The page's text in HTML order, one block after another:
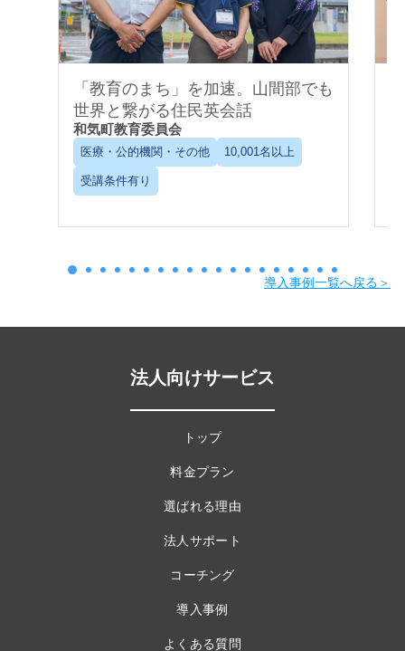
「教育のまち」を加速。山間部でも
世界と繋がる住民英会話
和気町教育委員会
医療・公的機関・その他 10,001名以上
受講条件有り
導入事例一覧へ戻る＞
法人向けサービス
トップ
料金プラン
選ばれる理由
法人サポート
コーチング
導入事例
よくある質問